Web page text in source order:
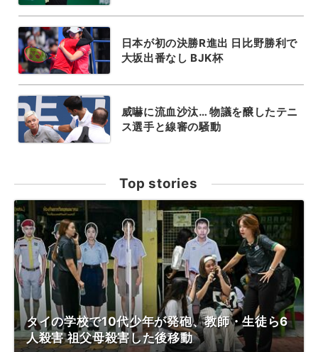
日本が初の決勝R進出 日比野勝利で
大坂出番なし BJK杯
威嚇に流血沙汰… 物議を醸したテニ
ス選手と線審の騒動
Top stories
タイの学校で10代少年が発砲、教師・生徒ら6
人殺害 祖父母殺害した後移動